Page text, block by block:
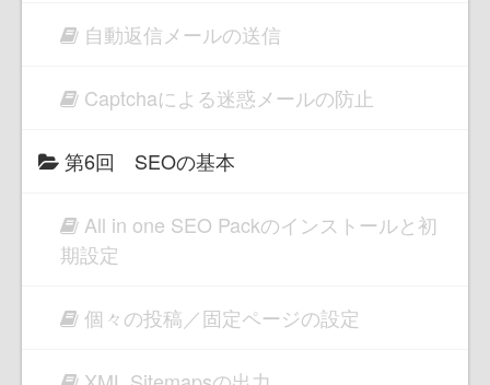
自動返信メールの送信
Captchaによる迷惑メールの防止
第6回 SEOの基本
All in one SEO Packのインストールと初
期設定
個々の投稿／固定ページの設定